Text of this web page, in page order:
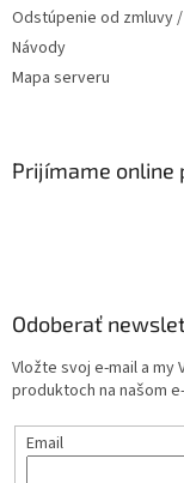
Odstúpenie od zmluvy
Návody
Mapa serveru
Prijímame online
Odoberať
Vložte svoj e-mail a my
produktoch na našom
Email